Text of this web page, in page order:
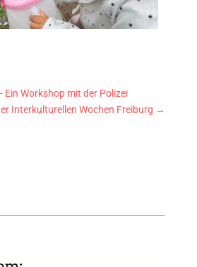
Ein Workshop mit der Polizei
Interkulturellen Wochen Freiburg →